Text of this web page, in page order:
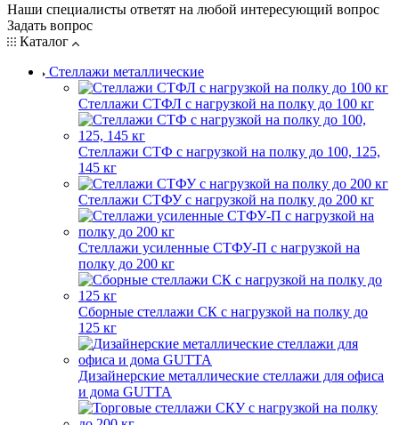
Наши специалисты ответят на любой интересующий вопрос
Задать вопрос
Каталог
Стеллажи металлические
Стеллажи СТФЛ с нагрузкой на полку до 100 кг
Стеллажи СТФ с нагрузкой на полку до 100, 125,
145 кг
Стеллажи СТФУ с нагрузкой на полку до 200 кг
Стеллажи усиленные СТФУ-П с нагрузкой на
полку до 200 кг
Сборные стеллажи СК с нагрузкой на полку до
125 кг
Дизайнерские металлические стеллажи для офиса
и дома GUTTA